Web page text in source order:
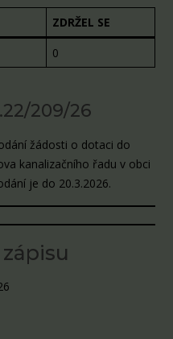
ZDRŽEL SE
0
209/26
žádosti o dotaci do
kanalizačního řadu v obci
je do 20.3.2026.